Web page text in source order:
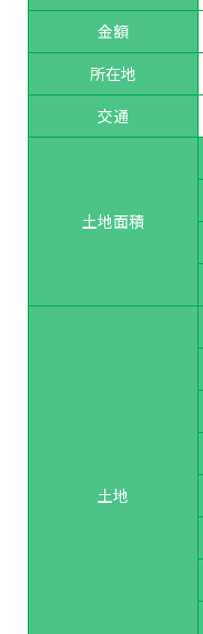
金額
所在地
交通
土地面積
土地